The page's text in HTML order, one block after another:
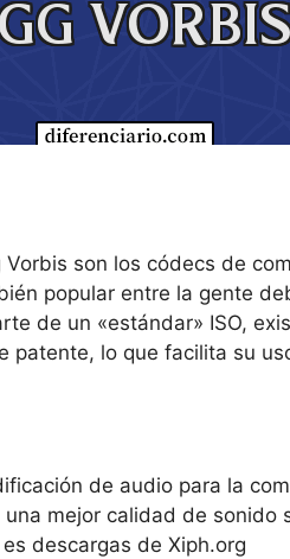
son los códecs de
popular entre la gente
de un «estándar» ISO,
lo que facilita su
de audio para la
mejor calidad de
descargas de Xiph.org